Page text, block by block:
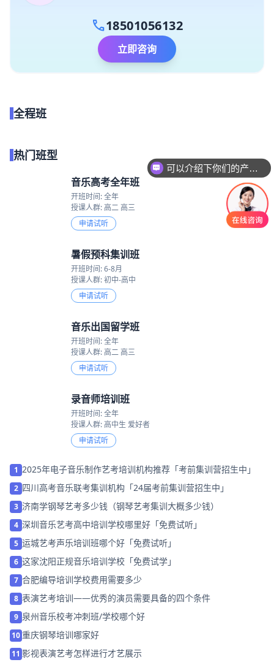
call18501056132
立即咨询
全程班
热门班型
音乐高考全年班
开班时间: 全年
授课人群: 高二 高三
申请试听
暑假预科集训班
开班时间: 6-8月
授课人群: 初中-高中
申请试听
音乐出国留学班
开班时间: 全年
授课人群: 高二 高三
申请试听
录音师培训班
开班时间: 全年
授课人群: 高中生 爱好者
申请试听
1 2025年电子音乐制作艺考培训机构推荐「考前集训营招生中」
2 四川高考音乐联考集训机构「24届考前集训营招生中」
3 济南学钢琴艺考多少钱（钢琴艺考集训大概多少钱）
4 深圳音乐艺考高中培训学校哪里好「免费试听」
5 运城艺考声乐培训班哪个好「免费试听」
6 这家沈阳正规音乐培训学校「免费试学」
7 合肥编导培训学校费用需要多少
8 表演艺考培训——优秀的演员需要具备的四个条件
9 泉州音乐校考冲刺班/学校哪个好
10重庆钢琴培训哪家好
11 影视表演艺考怎样进行才艺展示
可以介绍下你们的产品么
你们是怎么收费的呢